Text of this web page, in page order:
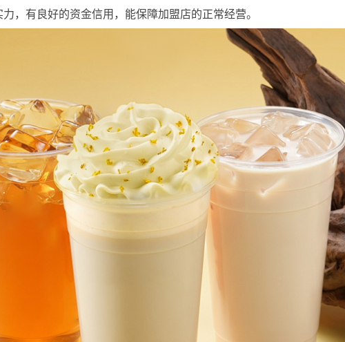
有良好的资金信用，能保障加盟店的正常经营。